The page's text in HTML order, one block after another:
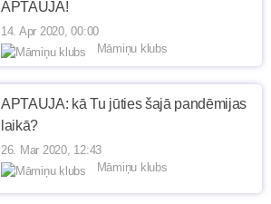
APTAUJĀ!
14. Apr 2020, 00:00
Māmiņu klubs
APTAUJA: kā Tu jūties šajā pandēmijas
laikā?
26. Mar 2020, 12:43
Māmiņu klubs